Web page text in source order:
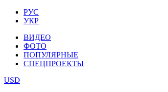
РУС
УКР
ВИДЕО
ФОТО
ПОПУЛЯРНЫЕ
СПЕЦПРОЕКТЫ
USD